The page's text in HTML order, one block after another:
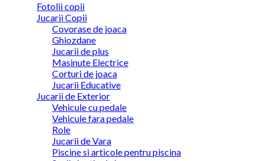
Fotolii copii
Jucarii Copii
Covorase de joaca
Ghiozdane
Jucarii de plus
Masinute Electrice
Corturi de joaca
Jucarii Educative
Jucarii de Exterior
Vehicule cu pedale
Vehicule fara pedale
Role
Jucarii de Vara
Piscine si articole pentru piscina